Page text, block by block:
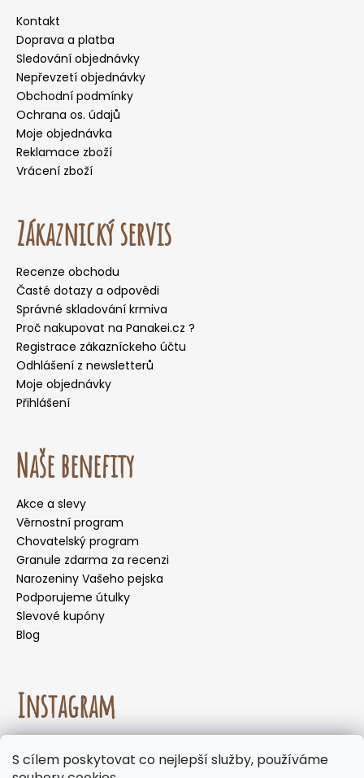
S cílem poskytovat co nejlepší služby, používáme
měsíců nedoporučujeme volit doručení do
Kontakt
Doprava a platba
Sledování objednávky
Nepřevzetí objednávky
Obchodní podmínky
Ochrana os. údajů
Moje objednávka
Reklamace zboží
Vrácení zboží
Zákaznický servis
Recenze obchodu
Časté dotazy a odpovědi
Správné skladování krmiva
Proč nakupovat na Panakei.cz ?
Registrace zákazníckeho účtu
Odhlášení z newsletterů
Moje objednávky
Přihlášení
Naše benefity
Akce a slevy
Věrnostní program
Chovatelský program
Granule zdarma za recenzi
Narozeniny Vašeho pejska
Podporujeme útulky
Slevové kupóny
Blog
Instagram